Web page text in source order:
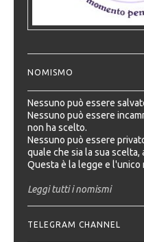
NOMISMO
Nessuno può essere
Nessuno può essere
non ha scelto.
Nessuno può essere
quale che sia la sua scelta,
Questa è la legge e l'unico
Leggi tutti i nomismi
TELEGRAM CHANNEL